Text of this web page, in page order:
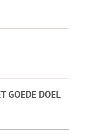
GOEDE DOEL